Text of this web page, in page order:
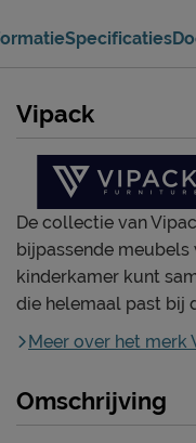
Specificaties
Vipack
De collectie van
bijpassende
kinderkamer kunt
die helemaal past bij
Meer over het merk
Omschrijving